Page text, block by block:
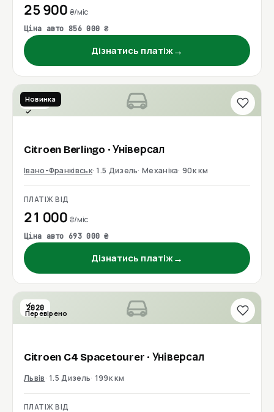
25 900 ₴/міс
Ціна авто 856 000 ₴
Дізнатись платіж→
2020
Новинка
Citroen Berlingo · Універсал
Івано-Франківськ 1.5 Дизель Механіка 90к км
ПЛАТІЖ ВІД
21 000 ₴/міс
Ціна авто 693 000 ₴
Дізнатись платіж→
2020
Перевірено
Citroen C4 Spacetourer · Універсал
Львів 1.5 Дизель 199к км
ПЛАТІЖ ВІД